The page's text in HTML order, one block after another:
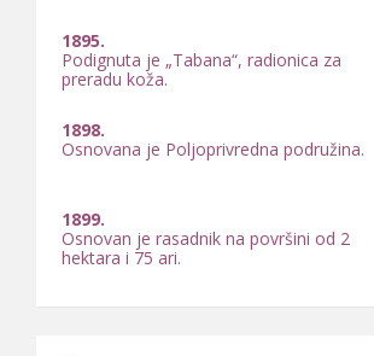
1895.
Podignuta je „Tabana“, radionica za
preradu koža.
1898.
Osnovana je Poljoprivredna podružina.
1899.
Osnovan je rasadnik na površini od 2
hektara i 75 ari.
1900.